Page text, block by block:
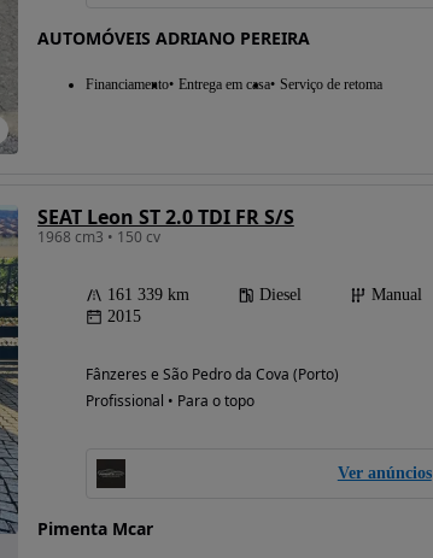
AUTOMÓVEIS ADRIANO PEREIRA
Financiamento Entrega em casa Serviço de retoma
SEAT Leon ST 2.0 TDI FR S/S
1968 cm3 • 150 cv
161 339 km Diesel
Manual
2015
Fânzeres e São Pedro da Cova (Porto)
Profissional • Para o topo
Ver anúncios
Pimenta Mcar